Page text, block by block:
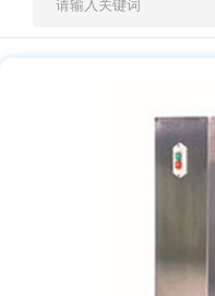
人才招聘